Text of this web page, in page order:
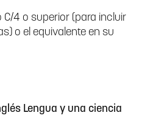
C/4 o superior (para incluir
o el equivalente en su
Lengua y una ciencia